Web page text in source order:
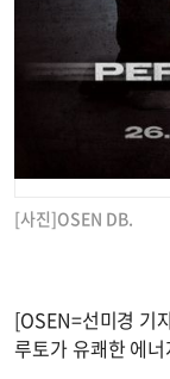
[사진]OSEN DB.
[OSEN=선미경 기
루토가 유쾌한 에